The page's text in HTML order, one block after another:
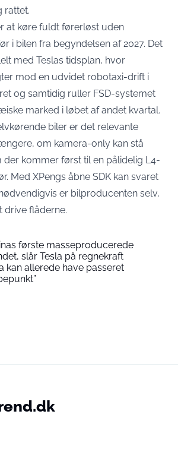
rattet.
at køre fuldt førerløst uden
i bilen fra begyndelsen af 2027. Det
med Teslas tidsplan, hvor
mod en udvidet robotaxi-drift i
og samtidig ruller FSD-systemet
marked i løbet af andet kvartal.
biler er det relevante
om kamera-only kan stå
der kommer først til en pålidelig L4-
Med XPengs åbne SDK kan svaret
er bilproducenten selv,
drive flåderne.
første masseproducerede
slår Tesla på regnekraft
kan allerede have passeret